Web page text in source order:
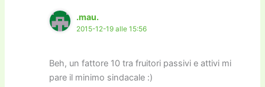
.mau.
2015-12-19 alle 15:56
Beh, un fattore 10 tra fruitori passivi e attivi mi
pare il minimo sindacale :)